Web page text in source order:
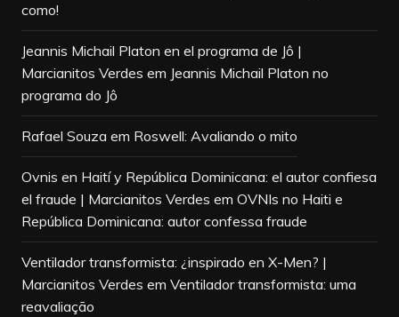
como!
Jeannis Michail Platon en el programa de Jô |
Marcianitos Verdes em Jeannis Michail Platon no
programa do Jô
Rafael Souza em Roswell: Avaliando o mito
Ovnis en Haití y República Dominicana: el autor confiesa
el fraude | Marcianitos Verdes em OVNIs no Haiti e
República Dominicana: autor confessa fraude
Ventilador transformista: ¿inspirado en X-Men? |
Marcianitos Verdes em Ventilador transformista: uma
reavaliação